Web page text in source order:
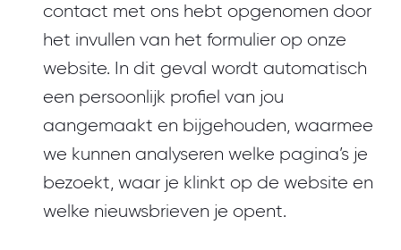
contact met ons hebt opgenomen door
het invullen van het formulier op onze
website. In dit geval wordt automatisch
een persoonlijk profiel van jou
aangemaakt en bijgehouden, waarmee
we kunnen analyseren welke pagina’s je
bezoekt, waar je klinkt op de website en
welke nieuwsbrieven je opent.